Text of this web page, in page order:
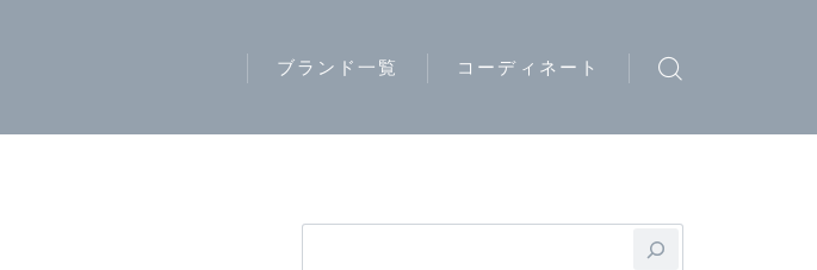
ブランド一覧
モード系ブランド
コーディネート